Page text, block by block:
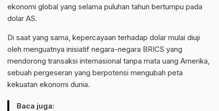
ekonomi global yang selama puluhan tahun bertumpu pada
dolar AS.
Di saat yang sama, kepercayaan terhadap dolar mulai diuji
oleh menguatnya inisiatif negara-negara BRICS yang
mendorong transaksi internasional tanpa mata uang Amerika,
sebuah pergeseran yang berpotensi mengubah peta
kekuatan ekonomi dunia.
Baca juga: